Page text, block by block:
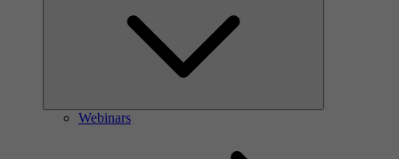
Webinars